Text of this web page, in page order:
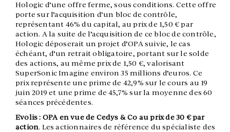
Hologic d’une offre ferme, sous conditions. Cette offre
porte sur l’acquisition d’un bloc de contrôle,
représentant 46% du capital, au prix de 1,50 € par
action. A la suite de l’acquisition de ce bloc de contrôle,
Hologic déposerait un projet d’OPA suivie, le cas
échéant, d’un retrait obligatoire, portant sur le solde
des actions, au même prix de 1,50 €, valorisant
SuperSonic Imagine environ 35 millions d’euros. Ce
prix représente une prime de 42,9% sur le cours au 19
juin 2019 et une prime de 45,7% sur la moyenne des 60
séances précédentes.
Evolis : OPA en vue de Cedys & Co au prix de 30 € par
action. Les actionnaires de référence du spécialiste des